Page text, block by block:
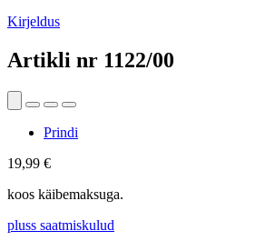
Kirjeldus
Artikli nr 1122/00
Prindi
19,99 €
koos käibemaksuga.
pluss saatmiskulud